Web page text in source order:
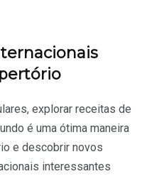
explorar receitas de
é uma ótima maneira
e descobrir novos
interessantes